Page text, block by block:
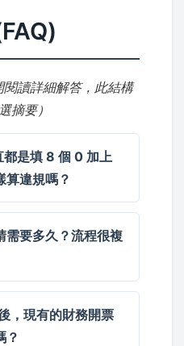
閱讀詳細解答，此結構
摘要）
都是填 8 個 0 加上
算違規嗎？
需要多久？流程很複
，現有的財務開票
？